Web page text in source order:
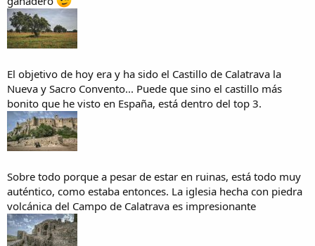
El objetivo de hoy era y ha sido el Castillo de Calatrava la
Nueva y Sacro Convento... Puede que sino el castillo más
bonito que he visto en España, está dentro del top 3.
Sobre todo porque a pesar de estar en ruinas, está todo muy
auténtico, como estaba entonces. La iglesia hecha con piedra
volcánica del Campo de Calatrava es impresionante